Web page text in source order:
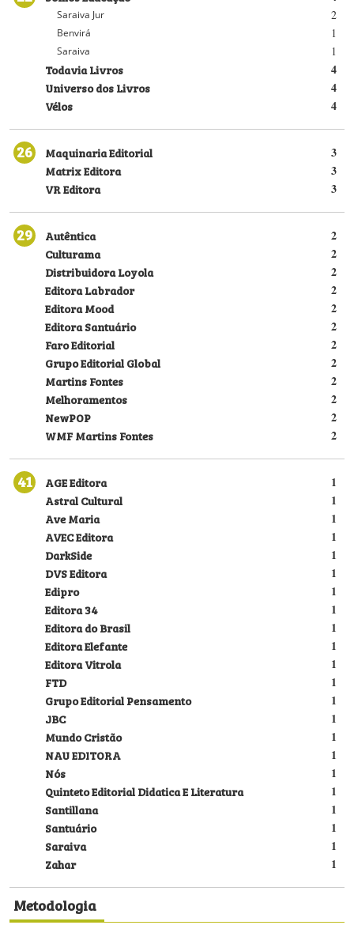
2
Saraiva Jur
1
Benvirá
1
Saraiva
4
Todavia Livros
4
Universo dos Livros
4
Vélos
26 3
Maquinaria Editorial
3
Matrix Editora
3
VR Editora
29 2
Autêntica
2
Culturama
2
Distribuidora Loyola
2
Editora Labrador
2
Editora Mood
2
Editora Santuário
2
Faro Editorial
2
Grupo Editorial Global
2
Martins Fontes
2
Melhoramentos
2
NewPOP
2
WMF Martins Fontes
41 1
AGE Editora
1
Astral Cultural
1
Ave Maria
1
AVEC Editora
1
DarkSide
1
DVS Editora
1
Edipro
1
Editora 34
1
Editora do Brasil
1
Editora Elefante
1
Editora Vitrola
1
FTD
1
Grupo Editorial Pensamento
1
JBC
1
Mundo Cristão
1
NAU EDITORA
1
Nós
1
Quinteto Editorial Didatica E Literatura
1
Santillana
1
Santuário
1
Saraiva
1
Zahar
Metodologia